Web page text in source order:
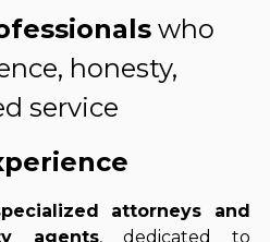
who
honesty,
service
attorneys and
agents, dedicated to